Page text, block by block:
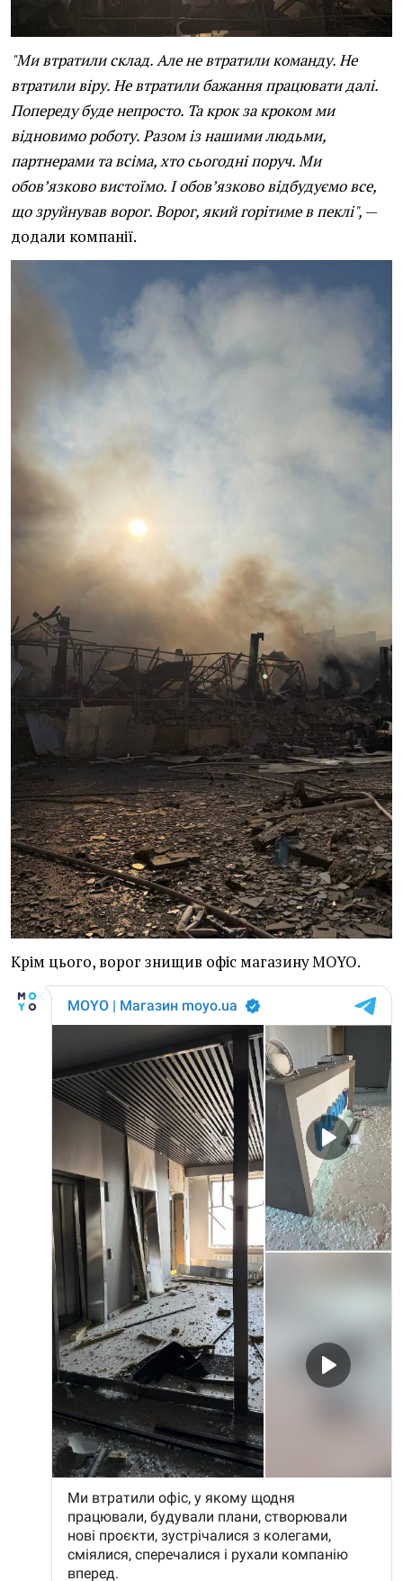
"Ми втратили склад. Але не втратили команду. Не
втратили віру. Не втратили бажання працювати далі.
Попереду буде непросто. Та крок за кроком ми
відновимо роботу. Разом із нашими людьми,
партнерами та всіма, хто сьогодні поруч. Ми
обов’язково вистоїмо. І обов’язково відбудуємо все,
що зруйнував ворог. Ворог, який горітиме в пеклі", —
додали компанії.
Крім цього, ворог знищив офіс магазину MOYO.